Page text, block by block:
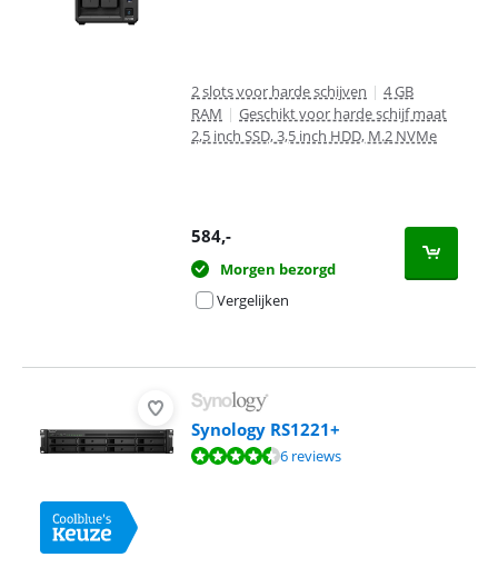
2 slots voor harde schijven | 4 GB
RAM | Geschikt voor harde schijf maat
2,5 inch SSD, 3,5 inch HDD, M.2 NVMe
584,-
Morgen bezorgd
Vergelijken
Synology RS1221+
Beoordeling is 8,6 van de 10, gebaseerd op 6 reviews.
6 reviews